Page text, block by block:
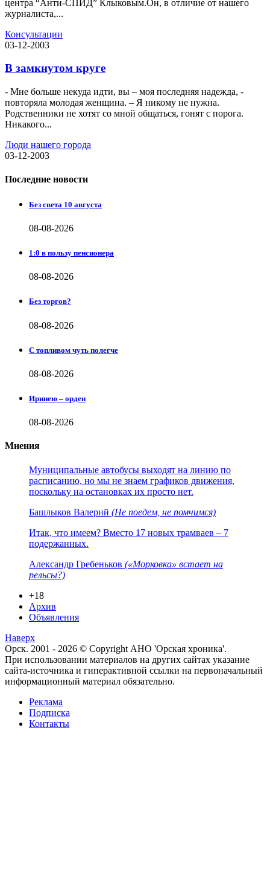
центра “Анти-СПИД” Клыковым.Он, в отличие от нашего
журналиста,...
Консультации
03-12-2003
В замкнутом круге
- Мне больше некуда идти, вы – моя последняя надежда, -
повторяла молодая женщина. – Я никому не нужна.
Родственники не хотят со мной общаться, гонят с порога.
Никакого...
Люди нашего города
03-12-2003
Последние новости
Без света 10 августа
08-08-2026
1:0 в пользу пенсионера
08-08-2026
Без торгов?
08-08-2026
С топливом чуть полегче
08-08-2026
Иринею – орден
08-08-2026
Мнения
Муниципальные автобусы выходят на линию по
расписанию, но мы не знаем графиков движения,
поскольку на остановках их просто нет.
Башлыков Валерий (Не поедем, не помчимся)
Итак, что имеем? Вместо 17 новых трамваев – 7
подержанных.
Александр Гребеньков («Морковка» встает на
рельсы?)
+18
Архив
Объявления
Наверх
Орск. 2001 - 2026 © Copyright АНО 'Орская хроника'.
При использовании материалов на других сайтах указание
сайта-источника и гиперактивной ссылки на первоначальный
информационный материал обязательно.
Реклама
Подписка
Контакты